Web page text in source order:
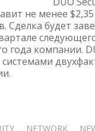
не менее $2,35
Сделка будет
года компании.
системами
NETWORK